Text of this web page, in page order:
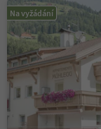
Na vyžádání